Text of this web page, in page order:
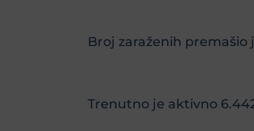
Broj zaraženih premašio
Trenutno je aktivno